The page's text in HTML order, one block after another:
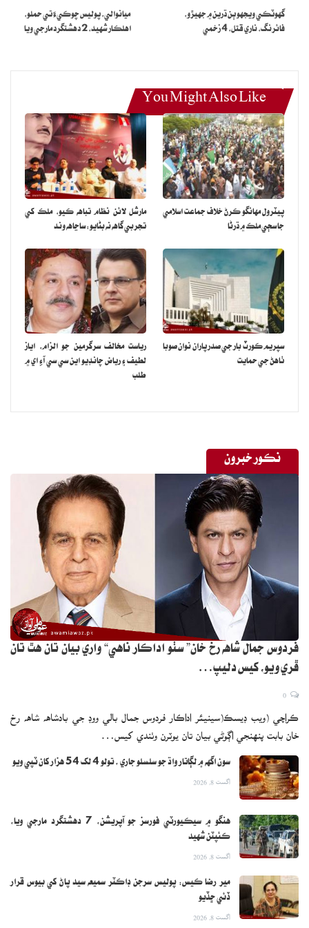
هٿ ڪري تحويل ۾ وٺي ڇڏيون.
گهوٽڪي ويجهو ٻن ڌرين ۾ جهيڙو،
فائرنگ، ناري قتل، 4 زخمي
ميانوالي، پوليس چوڪيءَ تي حملو،
اهلڪار شهيد، 2 دهشتگرد مارجي ويا
You Might Also Like
پيٽرول مهانگو ڪرڻ خلاف جماعت اسلامي
جا سڄي ملڪ ۾ ڌرڻا
مارشل لائن نظام تباهه ڪيو، ملڪ کي
تجربي گاهه نه بڻايو: ساڃاهه وند
سپريم ڪورٽ بار جي صدر پاران نوان صوبا
ٺاهڻ جي حمايت
رياست مخالف سرگرمين جو الزام، اياز
لطيف ۽ رياض چانڊيو اين سي سي آءِ اي ۾
طلب
نڪور خبرون
فردوس جمال شاهه رخ خان” سٺو اداڪار ناهي“ واري بيان تان هٿ تان
ڦري ويو، کيس دليپ…
ڪراچي (ويب ڊيسڪ(سينيئر اداڪار فردوس جمال بالي ووڊ جي بادشاهه شاهه رخ
خان بابت پنهنجي اڳوڻي بيان تان يوٽرن وٺندي کيس…
سون اگهه ۾ لڳاتار واڌ جو سلسلو جاري ، تولو 4 لک 54 هزار کان ٽپي ويو
اگست 8, 2026
هنگو ۾ سيڪيورٽي فورسز جو آپريشن، 7 دهشتگرد مارجي ويا،
ڪئپٽن شهيد
اگست 8, 2026
مير رضا ڪيس: پوليس سرجن ڊاڪٽر سميعه سيد پاڻ کي بيوس قرار
ڏئي ڇڏيو
اگست 8, 2026